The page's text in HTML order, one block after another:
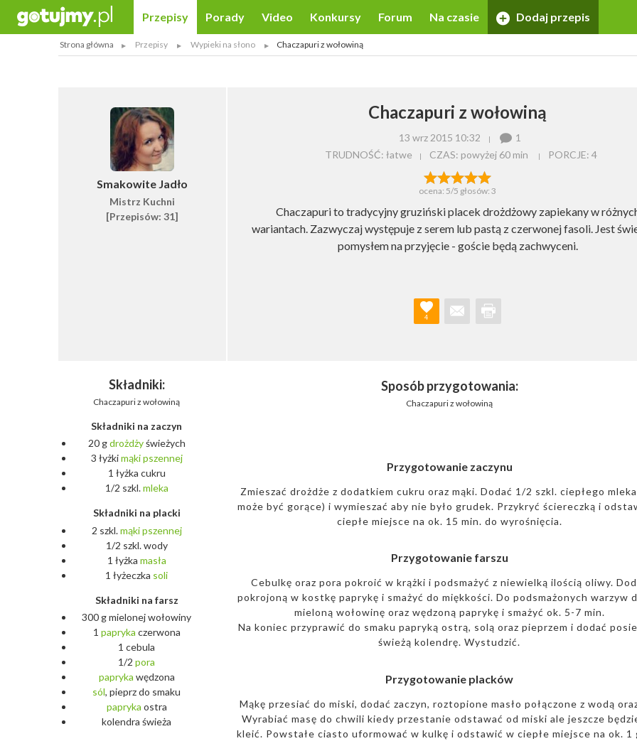
Przepisy Porady Video Konkursy Forum Na czasie Dodaj przepis
Strona główna Przepisy Wypieki na słono Chaczapuri z wołowiną
Smakowite Jadło
Mistrz Kuchni
[Przepisów: 31]
Chaczapuri z wołowiną
13 wrz 2015 10:32
1
TRUDNOŚĆ: łatwe
CZAS: powyżej 60 min PORCJE: 4
ocena: 5/5 głosów: 3
Chaczapuri to tradycyjny gruziński placek drożdżowy zapiekany w
wariantach. Zazwyczaj występuje z serem lub pastą z czerwonej fasoli. Jest
pomysłem na przyjęcie - goście będą zachwyceni.
4
Składniki:
Chaczapuri z wołowiną
Składniki na zaczyn
20 gdrożdżyświeżych
3 łyżkimąki pszennej
1 łyżka cukru
1/2 szkl.mleka
Składniki na placki
2 szkl.mąki pszennej
1/2 szkl. wody
1 łyżka masła
1 łyżeczka soli
Składniki na farsz
300 g mielonej wołowiny
1 papryka czerwona
1 cebula
1/2 pora
papryka wędzona
sól, pieprz do smaku
papryka ostra
kolendra świeża
Sposób przygotowania:
Chaczapuri z wołowiną
Przygotowanie zaczynu
Zmieszać drożdże z dodatkiem cukru oraz mąki. Dodać 1/2 szkl. ciepłego
może być gorące) i wymieszać aby nie było grudek. Przykryć ściereczką i
ciepłe miejsce na ok. 15 min. do wyrośnięcia.
Przygotowanie farszu
Cebulkę oraz pora pokroić w krążki i podsmażyć z niewielką ilością oliwy.
pokrojoną w kostkę paprykę i smażyć do miękkości. Do podsmażonych warzyw
mieloną wołowinę oraz wędzoną paprykę i smażyć ok. 5-7 min.
Na koniec przyprawić do smaku papryką ostrą, solą oraz pieprzem i dodać
świeżą kolendrę. Wystudzić.
Przygotowanie placków
Mąkę przesiać do miski, dodać zaczyn, roztopione masło połączone z wodą
Wyrabiać masę do chwili kiedy przestanie odstawać od miski ale jeszcze
kleić. Powstałe ciasto uformować w kulkę i odstawić w ciepłe miejsce na ok. 1